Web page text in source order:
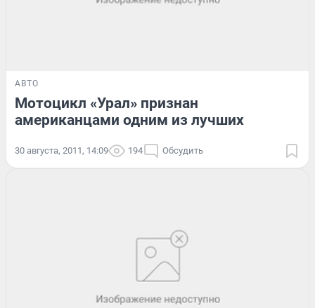
АВТО
Мотоцикл «Урал» признан
американцами одним из лучших
30 августа, 2011, 14:09 194 Обсудить